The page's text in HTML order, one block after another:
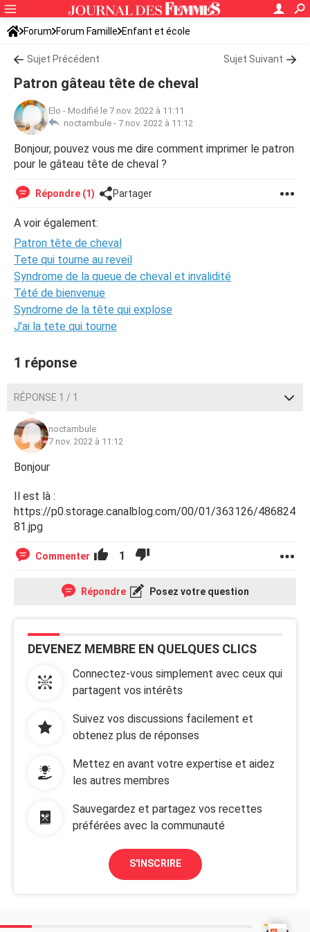
Forum Forum Famille Enfant et école
Sujet Précédent Sujet Suivant
Patron gâteau tête de cheval
Elo - Modifié le 7 nov. 2022 à 11:11
noctambule - 7 nov. 2022 à 11:12
Bonjour, pouvez vous me dire comment imprimer le patron
pour le gâteau tête de cheval ?
Répondre (1) Partager
A voir également:
Patron tête de cheval
Tete qui tourne au reveil
Syndrome de la queue de cheval et invalidité
Tété de bienvenue
Syndrome de la tête qui explose
J'ai la tete qui tourne
1 réponse
RÉPONSE 1 / 1
noctambule
7 nov. 2022 à 11:12
Bonjour
Il est là :
https://p0.storage.canalblog.com/00/01/363126/486824
81.jpg
Commenter 1
Répondre Posez votre question
DEVENEZ MEMBRE EN QUELQUES CLICS
Connectez-vous simplement avec ceux qui
partagent vos intérêts
Suivez vos discussions facilement et
obtenez plus de réponses
Mettez en avant votre expertise et aidez
les autres membres
Sauvegardez et partagez vos recettes
préférées avec la communauté
S'INSCRIRE